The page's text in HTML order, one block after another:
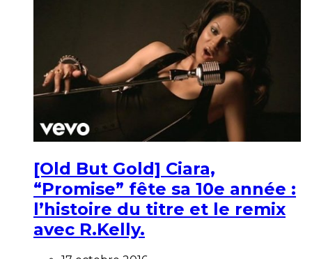
[Old But Gold] Ciara,
“Promise” fête sa 10e année :
l’histoire du titre et le remix
avec R.Kelly.